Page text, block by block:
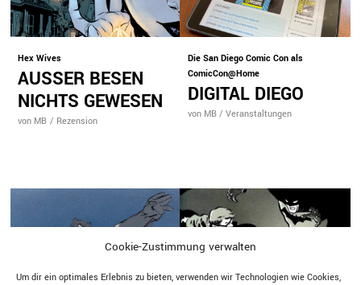
Cookie-Zustimmung verwalten
Um dir ein optimales Erlebnis zu bieten, verwenden wir Technologien wie Cookies,
Hex Wives
AUSSER BESEN N
ICHTS GEWESEN
von MB / Rezension
Die San Diego Comic Con als
ComicCon@Home
DIGITAL DIEGO
von MB / Veranstaltungen